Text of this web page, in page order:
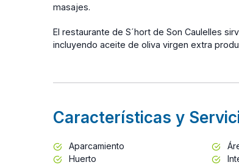
masajes.
El restaurante de S´hort de Son Caulelles
incluyendo aceite de oliva virgen extra
Características y
Aparcamiento
Huerto